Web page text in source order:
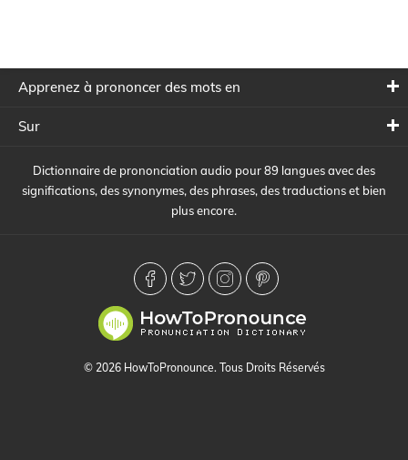
Apprenez à prononcer des mots en
Sur
Dictionnaire de prononciation audio pour 89 langues avec des
significations, des synonymes, des phrases, des traductions et bien
plus encore.
© 2026 HowToPronounce. Tous Droits Réservés